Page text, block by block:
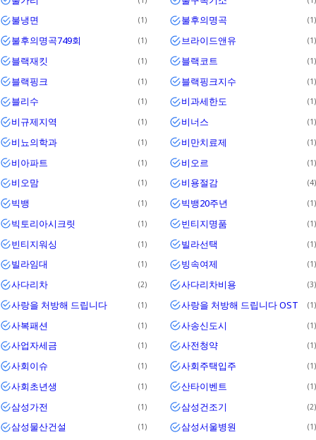
불냉면 1 불후의명곡 1
불후의명곡749회 1 브라이드앤유 1
블랙재킷 1 블랙코트 1
블랙핑크 1 블랙핑크지수 1
블리수 1 비과세한도 1
비규제지역 1 비너스 1
비뇨의학과 1 비만치료제 1
비아파트 1 비오르 1
비오맘 1 비용절감 4
빅뱅 1 빅뱅20주년 1
빅토리아시크릿 1 빈티지명품 1
빈티지워싱 1 빌라선택 1
빌라임대 1 빙속여제 1
사다리차 2 사다리차비용 3
사랑을 처방해 드립니다 1 사랑을 처방해 드립니다 OST 1
사복패션 1 사송신도시 1
사업자세금 1 사전청약 1
사회이슈 1 사회주택입주 1
사회초년생 1 산타이벤트 1
삼성가전 1 삼성건조기 2
삼성물산건설 1 삼성서울병원 1